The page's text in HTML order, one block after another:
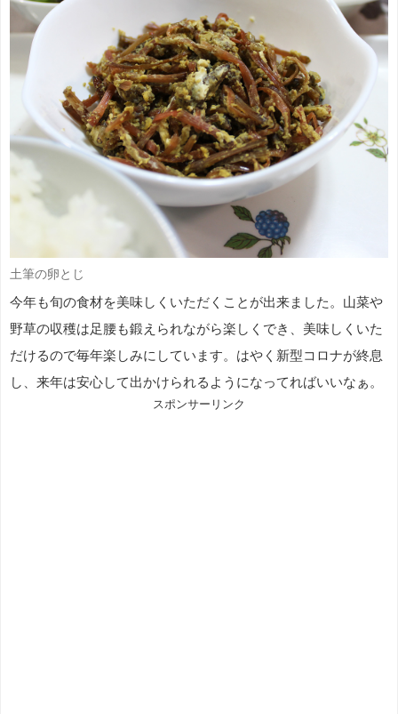
土筆の卵とじ
今年も旬の食材を美味しくいただくことが出来ました。山菜や
野草の収穫は足腰も鍛えられながら楽しくでき、美味しくいた
だけるので毎年楽しみにしています。はやく新型コロナが終息
し、来年は安心して出かけられるようになってればいいなぁ。
スポンサーリンク